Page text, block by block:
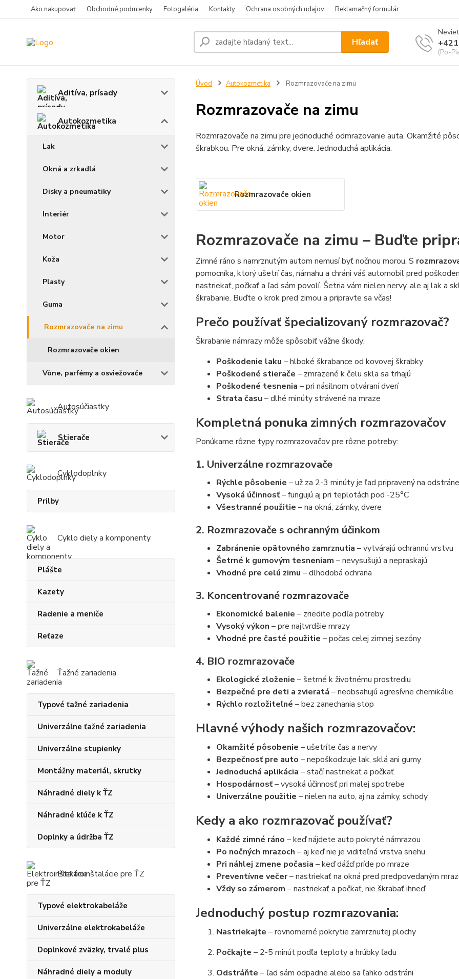
Ako nakupovať Obchodné podmienky Fotogaléria Kontakty Ochrana osobných udajov Reklamačný formulár
Hľadať
(Po-
Aditíva, prísady
Autokozmetika
Lak
Okná a zrkadlá
Disky a pneumatiky
Interiér
Motor
Koža
Plasty
Guma
Rozmrazovače na zimu
Rozmrazovače okien
Vône, parfémy a osviežovače
Autosúčiastky
Stierače
Cyklodoplnky
Prilby
Cyklo diely a komponenty
Plášte
Kazety
Radenie a meniče
Reťaze
Ťažné zariadenia
Typové ťažné zariadenia
Univerzálne ťažné zariadenia
Univerzálne stupienky
Montážny materiál, skrutky
Náhradné diely k ŤZ
Náhradné kľúče k ŤZ
Doplnky a údržba ŤZ
Elektroinštalácie pre ŤZ
Typové elektrokabeláže
Univerzálne elektrokabeláže
Doplnkové zväzky, trvalé plus
Náhradné diely a moduly
Úvod Autokozmetika Rozmrazovače na zimu
Rozmrazovače na zimu
Rozmrazovače na zimu pre jednoduché odmrazovanie auta. Okamžité
škrabkou. Pre okná, zámky, dvere. Jednoduchá aplikácia.
Rozmrazovače okien
Rozmrazovače na zimu – Buďte
Zimné ráno s namrznutým autom nemusí byť nočnou morou. S
pomocníka, ktorý ušetrí čas, námahu a chráni váš automobil pred
nastriekať, počkať a ľad sám povolí. Šetria vám nielen nervy, ale aj lak a
škrabanie. Buďte o krok pred zimou a pripravte sa včas!
Prečo používať špecializovaný rozmrazovač?
Škrabanie námrazy môže spôsobiť vážne škody:
Poškodenie laku – hlboké škrabance od kovovej škrabky
Poškodené stierače – zmrazené k čelu skla sa trhajú
Poškodené tesnenia – pri násilnom otváraní dverí
Strata času – dlhé minúty strávené na mraze
Kompletná ponuka zimných rozmrazovačov
Ponúkame rôzne typy rozmrazovačov pre rôzne potreby:
1. Univerzálne rozmrazovače
Rýchle pôsobenie – už za 2-3 minúty je ľad pripravený na
Vysoká účinnosť– fungujú aj pri teplotách pod -25°C
Všestranné použitie – na okná, zámky, dvere
2. Rozmrazovače s ochranným účinkom
Zabránenie opätovného zamrznutia – vytvárajú ochrannú vrstvu
Šetrné k gumovým tesneniam – nevysušujú a nepraskajú
Vhodné pre celú zimu – dlhodobá ochrana
3. Koncentrované rozmrazovače
Ekonomické balenie – zriedite podľa potreby
Vysoký výkon – pre najtvrdšie mrazy
Vhodné pre časté použitie – počas celej zimnej sezóny
4. BIO rozmrazovače
Ekologické zloženie – šetrné k životnému prostrediu
Bezpečné pre deti a zvieratá – neobsahujú agresívne chemikálie
Rýchlo rozložiteľné – bez zanechania stop
Hlavné výhody našich rozmrazovačov:
Okamžité pôsobenie – ušetríte čas a nervy
Bezpečnosť pre auto – nepoškodzuje lak, sklá ani gumy
Jednoduchá aplikácia – stačí nastriekať a počkať
Hospodárnosť– vysoká účinnosť pri malej spotrebe
Univerzálne použitie – nielen na auto, aj na zámky, schody
Kedy a ako rozmrazovač používať?
Každé zimné ráno – keď nájdete auto pokryté námrazou
Po nočných mrazoch – aj keď nie je viditeľná vrstva snehu
Pri náhlej zmene počasia – keď dážď príde po mraze
Preventívne večer– nastriekať na okná pred predpovedaným
Vždy so zámerom – nastriekať a počkať, nie škrabať ihneď
Jednoduchý postup rozmrazovania:
Nastriekajte – rovnomerné pokrytie zamrznutej plochy
Počkajte – 2-5 minút podľa teploty a hrúbky ľadu
Odstráňte – ľad sám odpadne alebo sa ľahko odstráni